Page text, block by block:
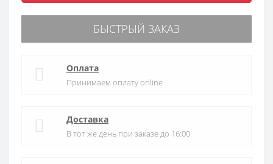
БЫСТРЫЙ ЗАКАЗ
Оплата
Принимаем оплату online
Доставка
В тот же день при заказе до 16:00